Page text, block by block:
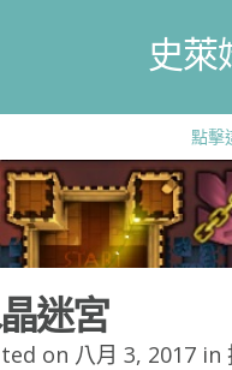
史萊
點擊
迷宮
on 八月 3, 2017 in